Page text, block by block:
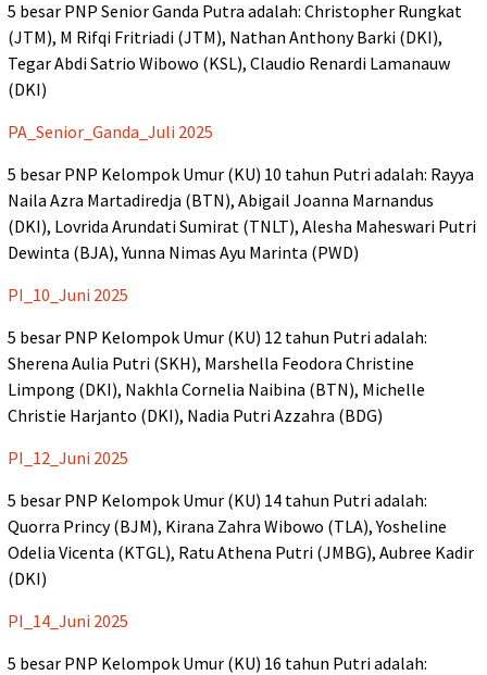
5 besar PNP Senior Ganda Putra adalah: Christopher Rungkat
(JTM), M Rifqi Fritriadi (JTM), Nathan Anthony Barki (DKI),
Tegar Abdi Satrio Wibowo (KSL), Claudio Renardi Lamanauw
(DKI)
PA_Senior_Ganda_Juli 2025
5 besar PNP Kelompok Umur (KU) 10 tahun Putri adalah: Rayya
Naila Azra Martadiredja (BTN), Abigail Joanna Marnandus
(DKI), Lovrida Arundati Sumirat (TNLT), Alesha Maheswari Putri
Dewinta (BJA), Yunna Nimas Ayu Marinta (PWD)
PI_10_Juni 2025
5 besar PNP Kelompok Umur (KU) 12 tahun Putri adalah:
Sherena Aulia Putri (SKH), Marshella Feodora Christine
Limpong (DKI), Nakhla Cornelia Naibina (BTN), Michelle
Christie Harjanto (DKI), Nadia Putri Azzahra (BDG)
PI_12_Juni 2025
5 besar PNP Kelompok Umur (KU) 14 tahun Putri adalah:
Quorra Princy (BJM), Kirana Zahra Wibowo (TLA), Yosheline
Odelia Vicenta (KTGL), Ratu Athena Putri (JMBG), Aubree Kadir
(DKI)
PI_14_Juni 2025
5 besar PNP Kelompok Umur (KU) 16 tahun Putri adalah: